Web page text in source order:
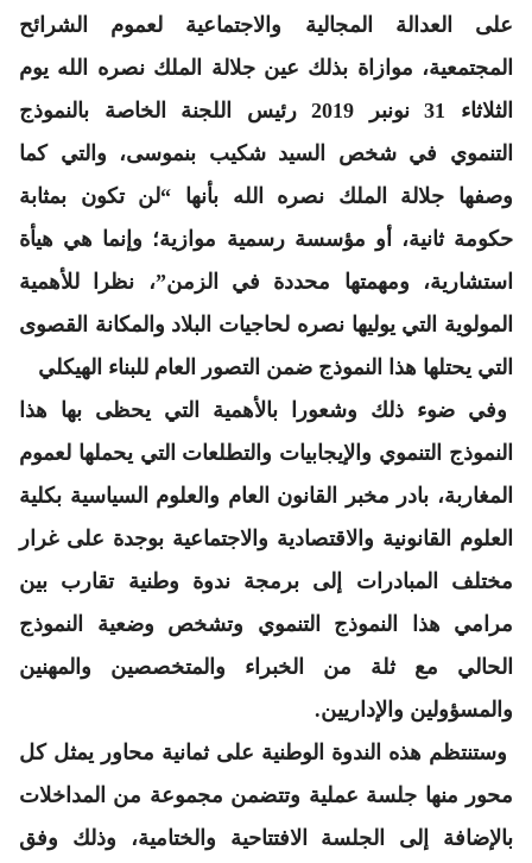
على العدالة المجالية والاجتماعية لعموم الشرائح
المجتمعية، موازاة بذلك عين جلالة الملك نصره الله يوم
الثلاثاء 31 نونبر 2019 رئيس اللجنة الخاصة بالنموذج
التنموي في شخص السيد شكيب بنموسى، والتي كما
وصفها جلالة الملك نصره الله بأنها “لن تكون بمثابة
حكومة ثانية، أو مؤسسة رسمية موازية؛ وإنما هي هيأة
استشارية، ومهمتها محددة في الزمن”، نظرا للأهمية
المولوية التي يوليها نصره لحاجيات البلاد والمكانة القصوى
التي يحتلها هذا النموذج ضمن التصور العام للبناء الهيكلي
وفي ضوء ذلك وشعورا بالأهمية التي يحظى بها هذا
النموذج التنموي والإيجابيات والتطلعات التي يحملها لعموم
المغاربة، بادر مخبر القانون العام والعلوم السياسية بكلية
العلوم القانونية والاقتصادية والاجتماعية بوجدة على غرار
مختلف المبادرات إلى برمجة ندوة وطنية تقارب بين
مرامي هذا النموذج التنموي وتشخص وضعية النموذج
الحالي مع ثلة من الخبراء والمتخصصين والمهنين
والمسؤولين والإداريين.
وستنتظم هذه الندوة الوطنية على ثمانية محاور يمثل كل
محور منها جلسة عملية وتتضمن مجموعة من المداخلات
بالإضافة إلى الجلسة الافتتاحية والختامية، وذلك وفق